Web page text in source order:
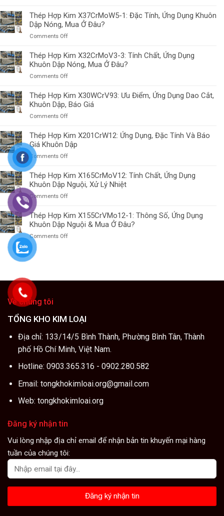
Nhiệt
Tối
Ưu
Tính,
Ứng
Dụng
Nóng
&
Bảng
Hợp
Kim
Tính,
Ứng
Dụng
Nóng,
Xử
Lý
Thép Hợp Kim X37CrMoW5-1: Đặc Tính, Ứng Dụng Khuôn
Dập Nóng, Mua Ở Đâu?
Comments Offon
Hợp
Kim
X37CrMoW5-
Tính,
Ứng
Dụng
Nóng,
Mua
Ở
Thép Hợp Kim X32CrMoV3-3: Tính Chất, Ứng Dụng
Khuôn Dập Nóng, Mua Ở Đâu?
Comments Offon
Hợp
Kim
Chất,
Ứng
Dụng
Nóng,
Mua
Ở
Thép Hợp Kim X30WCrV93: Ưu Điểm, Ứng Dụng Dao Cắt,
Khuôn Dập, Báo Giá
Comments Offon
Hợp
Kim
X30WCrV93:
Ứng
Dụng
Dao
Dập,
Báo
Giá
Thép Hợp Kim X201CrW12: Ứng Dụng, Đặc Tính Và Báo
Giá Khuôn Dập
Comments Offon
Hợp
Kim
X201CrW12:
Đặc
Tính
Và
Thép Hợp Kim X165CrMoV12: Tính Chất, Ứng Dụng
Khuôn Dập Nguội, Xử Lý Nhiệt
Comments Offon
Hợp
Kim
X165CrMoV12:
Dập
Nhiệt
Thép Hợp Kim X155CrVMo12-1: Thông Số, Ứng Dụng
Khuôn Dập Nguội & Mua Ở Đâu?
Comments Offon
Khuôn
Nguội
&
Mua
Ở
Về chúng tôi
TỔNG KHO KIM LOẠI
Địa chỉ: 133/14/5 Bình Thành, Phường Bình Tân, Thành
phố Hồ Chí Minh, Việt Nam.
Hotline: 0903.365.316 - 0902.280.582
Email: tongkhokimloai.org@gmail.com
Web: tongkhokimloai.org
Đăng ký nhận tin
Vui lòng nhập địa chỉ email để nhận bản tin khuyến mại hàng
tuần của chúng tôi: